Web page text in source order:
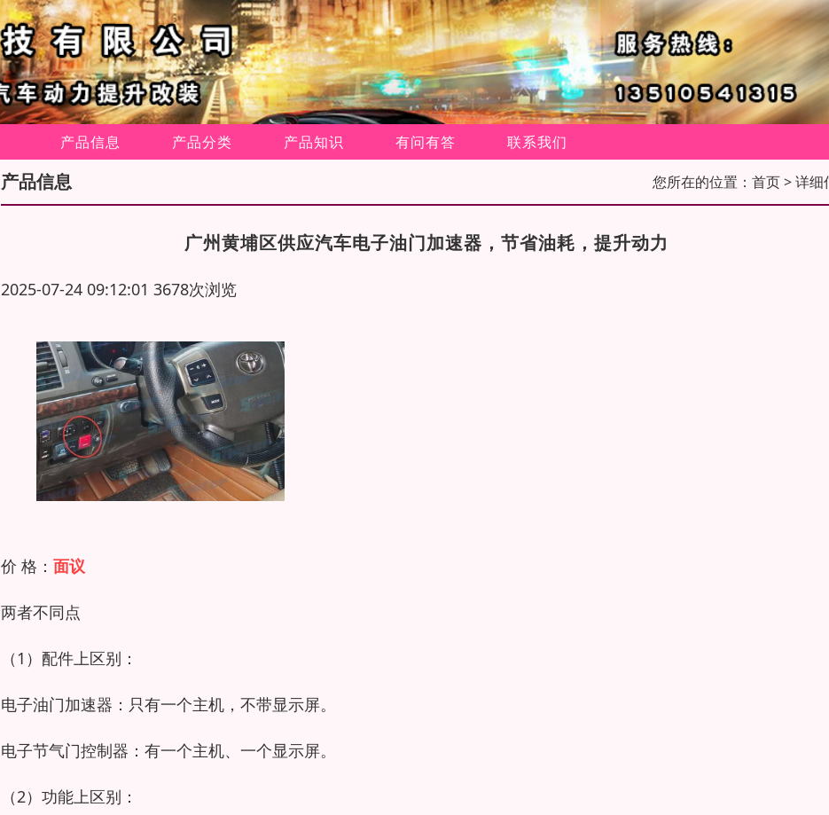
产品信息 产品分类 产品知识 有问有答 联系我们
产品信息 您所在的位置： 首页> 详细
广州黄埔区供应汽车电子油门加速器，节省油耗，提升动力
2025-07-24 09:12:01 3678次浏览
价 格： 面议
两者不同点
（1）配件上区别：
电子油门加速器：只有一个主机，不带显示屏。
电子节气门控制器：有一个主机、一个显示屏。
（2）功能上区别：